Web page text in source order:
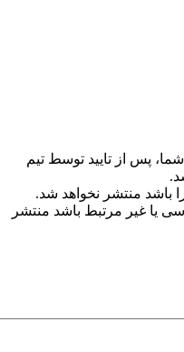
پس از تایید توسط تیم
باشد منتشر نخواهد شد.
یا غیر مرتبط باشد منتشر